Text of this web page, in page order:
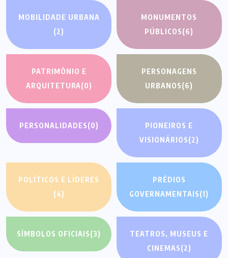
MOBILIDADE URBANA
(2)
MONUMENTOS
PÚBLICOS(6)
PATRIMÔNIO E
ARQUITETURA(0)
PERSONAGENS
URBANOS(6)
PERSONALIDADES(0)
PIONEIROS E
VISIONÁRIOS(2)
POLÍTICOS E LÍDERES
(4)
PRÉDIOS
GOVERNAMENTAIS(1)
SÍMBOLOS OFICIAIS(3)
TEATROS, MUSEUS E
CINEMAS(2)